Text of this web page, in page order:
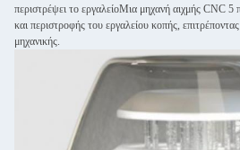
περιστρέψει το εργαλείοΜια μηχανή αιχμής CNC 5
και περιστροφής του εργαλείου κοπής,
μηχανικής.